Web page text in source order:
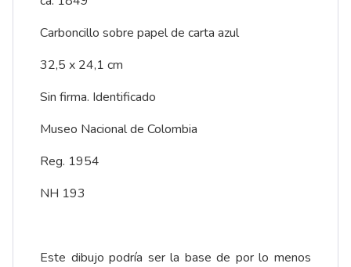
Carboncillo sobre papel de carta azul
32,5 x 24,1 cm
Sin firma. Identificado
Museo Nacional de Colombia
Reg. 1954
NH 193
Este dibujo podría ser la base de por lo menos